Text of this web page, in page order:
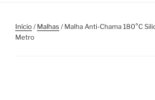
Início/Malhas / Malha Anti-Chama 180°C
Metro